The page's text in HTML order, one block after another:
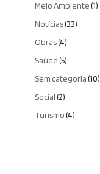
Meio Ambiente(1)
Notícias(33)
Obras(4)
Saúde(5)
Sem categoria(10)
Social(2)
Turismo(4)